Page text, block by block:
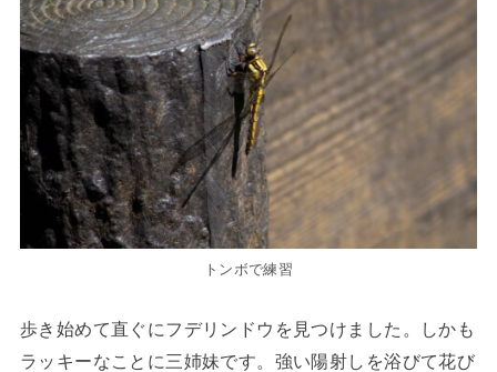
トンボで練習
歩き始めて直ぐにフデリンドウを見つけました。しかも
ラッキーなことに三姉妹です。強い陽射しを浴びて花び